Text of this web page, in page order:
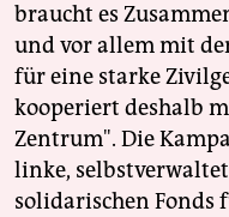
braucht es
und vor allem mit
für eine starke
kooperiert deshalb
Zentrum". Die
linke,
solidarischen Fonds